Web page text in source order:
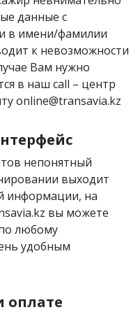
данные с
в имени/фамилии
к невозможности
Вам нужно
в наш call – центр
online@transavia.kz
непонятный
выходит
информации, на
вы можете
любому
удобным
оплате